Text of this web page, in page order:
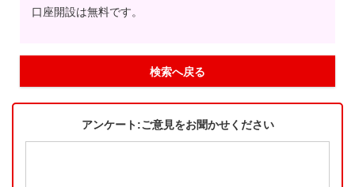
口座開設は無料です。
検索へ戻る
アンケート:ご意見をお聞かせください